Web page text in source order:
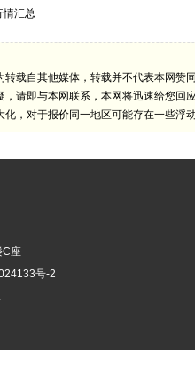
情汇总
载自其他媒体，转载并不代表本网赞
请即与本网联系，本网将迅速给您回
，对于报价同一地区可能存在一些浮
C座
号-2